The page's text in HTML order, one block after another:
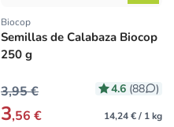
Proveedor:
Biocop
Semillas de Calabaza Biocop
250 g
4.6 (88 )
3,95 €
3,56 € 14,24 € / 1 kg